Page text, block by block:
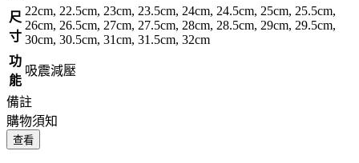
尺
寸
22cm, 22.5cm, 23cm, 23.5cm, 24cm, 24.5cm, 25cm, 25.5cm,
26cm, 26.5cm, 27cm, 27.5cm, 28cm, 28.5cm, 29cm, 29.5cm,
30cm, 30.5cm, 31cm, 31.5cm, 32cm
功
能
吸震減壓
備註
購物須知
查看